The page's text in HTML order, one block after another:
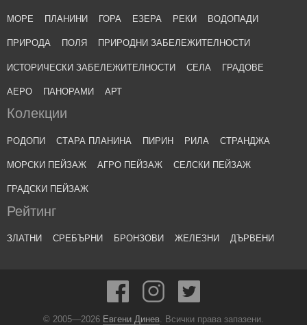
МОРЕ ПЛАНИНИ ГОРА ЕЗЕРА РЕКИ ВОДОПАДИ
ПРИРОДА ПОЛЯ ПРИРОДНИ ЗАБЕЛЕЖИТЕЛНОСТИ
ИСТОРИЧЕСКИ ЗАБЕЛЕЖИТЕЛНОСТИ СЕЛА ГРАДОВЕ
АЕРО ПАНОРАМИ АРТ
Колекции
РОДОПИ СТАРА ПЛАНИНА ПИРИН РИЛА СТРАНДЖА
МОРСКИ ПЕЙЗАЖ АГРО ПЕЙЗАЖ СЕЛСКИ ПЕЙЗАЖ
ГРАДСКИ ПЕЙЗАЖ
Рейтинг
ЗЛАТНИ СРЕБЪРНИ БРОНЗОВИ ЖЕЛЕЗНИ ДЪРВЕНИ
© 2005—2026 Евгени Динев. Всички права запазени.